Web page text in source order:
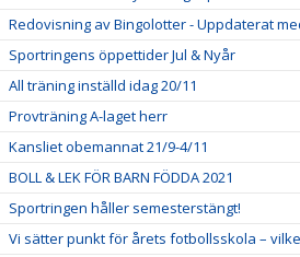
Redovisning av Bingolotter - Uppdaterat
Sportringens öppettider Jul & Nyår
All träning inställd idag 20/11
Provträning A-laget herr
Kansliet obemannat 21/9-4/11
BOLL & LEK FÖR BARN FÖDDA 2021
Sportringen håller semesterstängt!
Vi sätter punkt för årets fotbollsskola –